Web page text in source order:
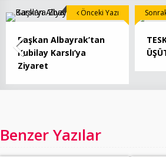
Başkan Albayrak’tan
Kubilay Karslı’ya
Ziyaret
Önceki Yazı
Benzer Yazılar